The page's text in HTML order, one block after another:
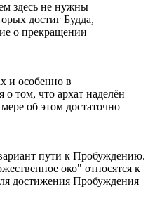
здесь не нужны
достиг Будда,
о прекращении
и особенно в
о том, что архат наделён
об этом достаточно
пути к Пробуждению.
око" относятся к
достижения Пробуждения